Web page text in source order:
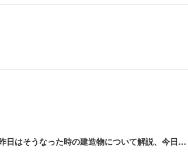
一昨日の解説で未曽有の人口減少で不動産は無価値、昨日はそうなった時の建造物について解説、今日からはその設備について解説をして行く。